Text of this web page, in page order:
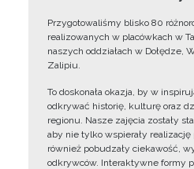
Przygotowaliśmy blisko 80
realizowanych w placówkach w
naszych oddziałach w Dołędze,
Zalipiu.
To doskonała okazja, by w
odkrywać historię, kulturę oraz
regionu. Nasze zajęcia zostały
aby nie tylko wspierały
również pobudzały ciekawość,
odkrywców. Interaktywne formy